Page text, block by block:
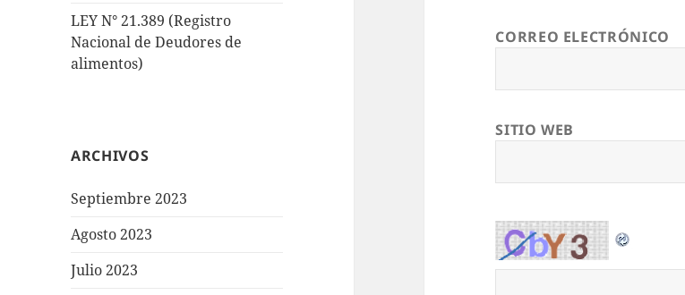
LEY N° 21.389 (Registro
Nacional de Deudores de
alimentos)
ARCHIVOS
Septiembre 2023
Agosto 2023
Julio 2023
CORREO ELECTRÓNICO
SITIO WEB